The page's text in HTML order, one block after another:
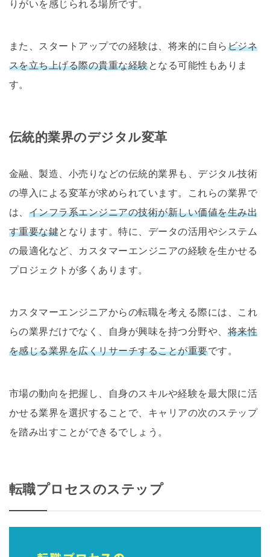
りがいを感じられる場所です。
また、スタートアップでの経験は、将来的に自らビジネ
スを立ち上げる際の貴重な経験となる可能性もありま
す。
伝統的業界のデジタル変革
金融、製造、小売りなどの伝統的業界も、デジタル技術
の導入による変革が求められています。これらの業界で
は、 インフラ系エンジニアの技術が新しい価値を生み出
す重要な鍵となります。特に、データの活用やシステム
の最適化など、カスタマーエンジニアの経験を生かせる
プロジェクトが多くあります。
カスタマーエンジニアからの転職を考える際には、これ
らの業界だけでなく、自身が興味を持つ分野や、 将来性
を感じる業界を広くリサーチすることが重要です。
市場の動向を把握し、自身のスキルや経験を最大限に活
かせる業界を選択することで、キャリアの次のステップ
を踏み出すことができるでしょう。
転職プロセスのステップ